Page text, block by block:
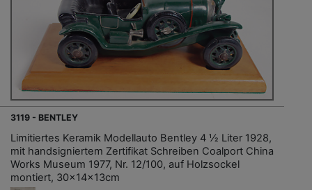
3119 - BENTLEY
Limitiertes Keramik Modellauto Bentley 4 ½ Liter 1928,
mit handsigniertem Zertifikat Schreiben Coalport China
Works Museum 1977, Nr. 12/100, auf Holzsockel
montiert, 30x14x13cm